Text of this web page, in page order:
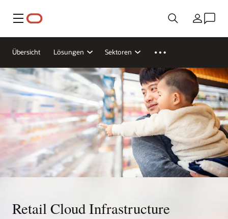
Menü Land
Übersicht Lösungen Sektoren
Retail Cloud Infrastructure